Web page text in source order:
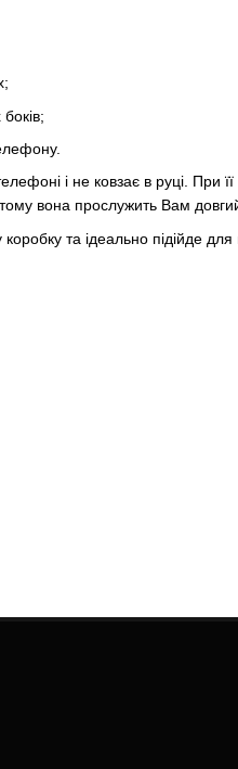
і не ковзає в руці. При її
тому вона прослужить Вам
та ідеально підійде